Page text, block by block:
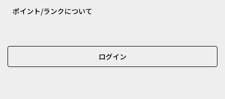
ポイント/ランクについて
ログイン